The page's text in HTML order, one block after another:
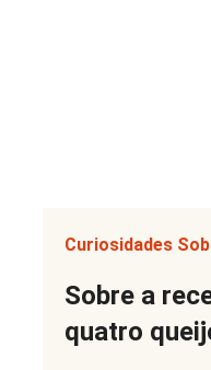
Curiosidades
Sobre a
quatro